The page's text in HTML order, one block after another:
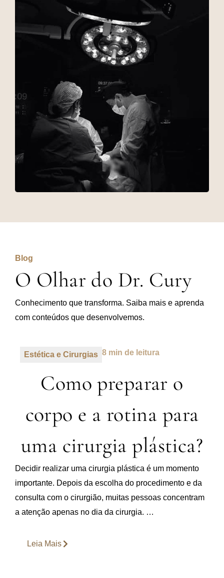
Blog
O Olhar do Dr. Cury
Conhecimento que transforma. Saiba mais e aprenda
com conteúdos que desenvolvemos.
Estética e Cirurgias 8 min de leitura
Como preparar o
corpo e a rotina para
uma cirurgia plástica?
Decidir realizar uma cirurgia plástica é um momento
importante. Depois da escolha do procedimento e da
consulta com o cirurgião, muitas pessoas concentram
a atenção apenas no dia da cirurgia. …
Leia Mais